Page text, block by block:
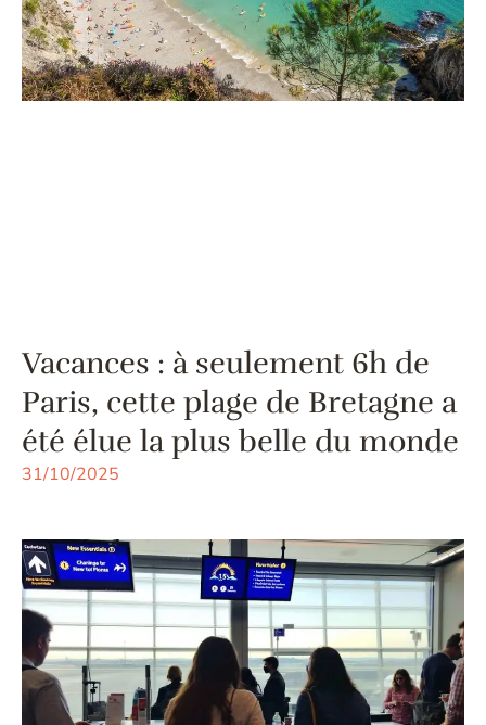
Vacances : à seulement 6h de
Paris, cette plage de Bretagne a
été élue la plus belle du monde
31/10/2025